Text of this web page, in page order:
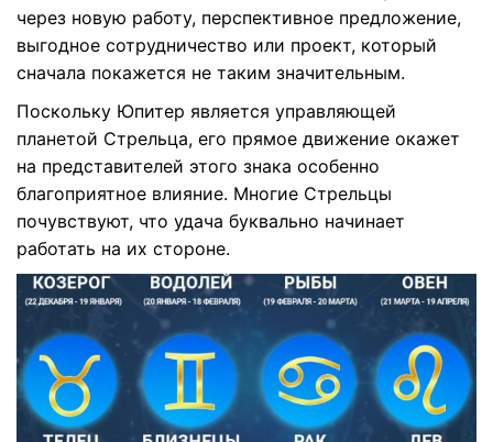
через новую работу, перспективное предложение,
выгодное сотрудничество или проект, который
сначала покажется не таким значительным.
Поскольку Юпитер является управляющей
планетой Стрельца, его прямое движение окажет
на представителей этого знака особенно
благоприятное влияние. Многие Стрельцы
почувствуют, что удача буквально начинает
работать на их стороне.